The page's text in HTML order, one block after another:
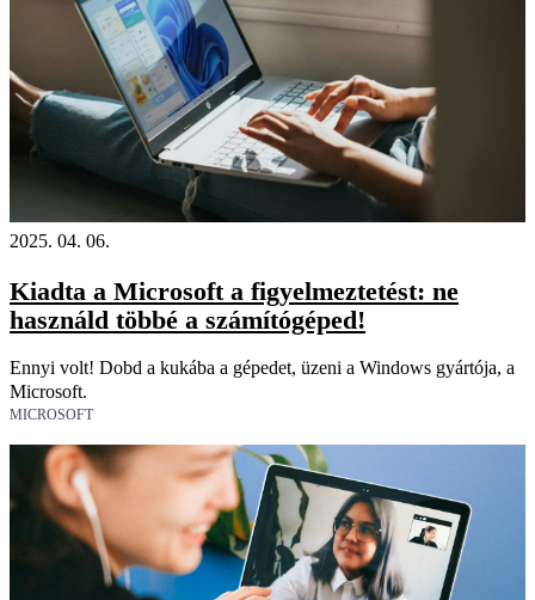
2025. 04. 06.
Kiadta a Microsoft a figyelmeztetést: ne
használd többé a számítógéped!
Ennyi volt! Dobd a kukába a gépedet, üzeni a Windows gyártója, a
Microsoft.
MICROSOFT